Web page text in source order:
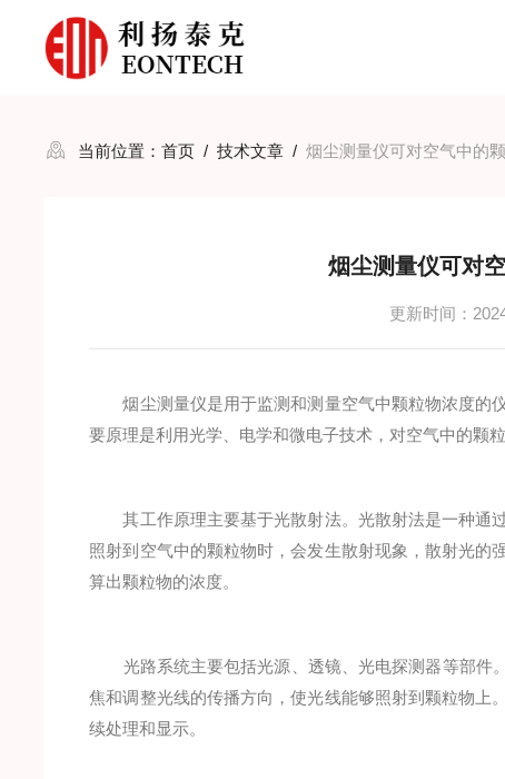
当前位置：首页 /技术文章 /烟尘测量仪可对空气中的
烟尘测量仪可对
更新时间：
烟尘测量仪是用于监测和测量空气中颗粒物浓度的
要原理是利用光学、电学和微电子技术，对空气中的颗
其工作原理主要基于光散射法。光散射法是一种通
照射到空气中的颗粒物时，会发生散射现象，散射光
算出颗粒物的浓度。
光路系统主要包括光源、透镜、光电探测器等部件
焦和调整光线的传播方向，使光线能够照射到颗粒物上
续处理和显示。